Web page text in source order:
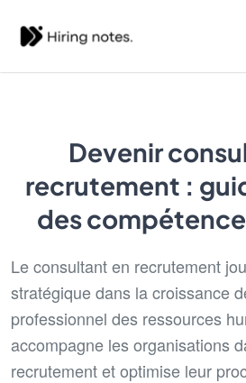
Devenir
recrutement :
des
Le consultant en recrutement
stratégique dans la croissance
professionnel des ressources
accompagne les organisations
recrutement et optimise leur